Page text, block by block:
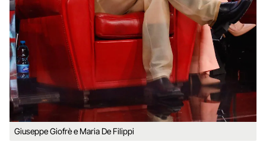
Giuseppe Giofrè e Maria De Filippi